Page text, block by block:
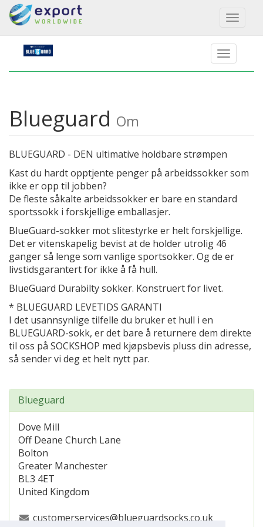
Toggle
Blueguard Om
BLUEGUARD - DEN ultimative holdbare strømpen
Kast du hardt opptjente penger på arbeidssokker som
ikke er opp til jobben?
De fleste såkalte arbeidssokker er bare en standard
sportssokk i forskjellige emballasjer.
BlueGuard-sokker mot slitestyrke er helt forskjellige.
Det er vitenskapelig bevist at de holder utrolig 46
ganger så lenge som vanlige sportsokker. Og de er
livstidsgarantert for ikke å få hull.
BlueGuard Durabilty sokker. Konstruert for livet.
* BLUEGUARD LEVETIDS GARANTI
I det usannsynlige tilfelle du bruker et hull i en
BLUEGUARD-sokk, er det bare å returnere dem direkte
til oss på SOCKSHOP med kjøpsbevis pluss din adresse,
så sender vi deg et helt nytt par.
Blueguard
Dove Mill
Off Deane Church Lane
Bolton
Greater Manchester
BL3 4ET
United Kingdom
customerservices@blueguardsocks.co.uk